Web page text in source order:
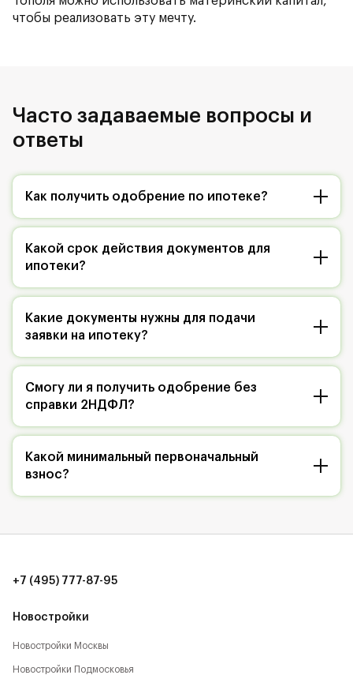
чтобы реализовать эту мечту.
Часто задаваемые вопросы и
ответы
Как получить одобрение по ипотеке?
Какой срок действия документов для
ипотеки?
Какие документы нужны для подачи
заявки на ипотеку?
Смогу ли я получить одобрение без
справки 2НДФЛ?
Какой минимальный первоначальный
взнос?
Новостройки
Новостройки Москвы
Новостройки Подмосковья
+7 (495) 777-87-95